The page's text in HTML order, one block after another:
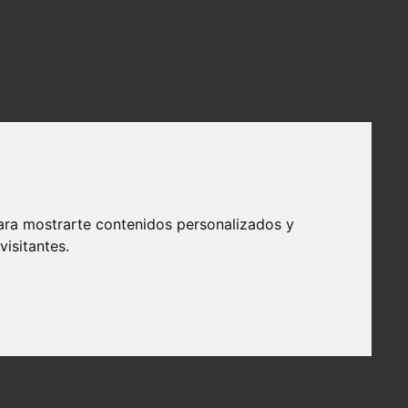
mostrarte contenidos personalizados y